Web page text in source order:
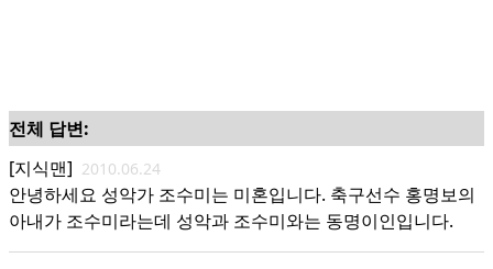
전체 답변:
[지식맨] 2010.06.24
안녕하세요 성악가 조수미는 미혼입니다. 축구선수 홍명보의
아내가 조수미라는데 성악과 조수미와는 동명이인입니다.